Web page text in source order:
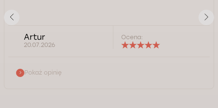
Artur
20.07.2026
Ocena:
Pokaż opinię